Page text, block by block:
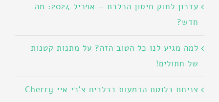
עדכון לחוק חיסון הכלבת – אפריל 2024: מה
חדש?
למה מגיע לנו כל הטוב הזה? על מתנות קטנות
של חתולים!
צניחת בלוטת הדמעות בכלבים צ'רי איי Cherry